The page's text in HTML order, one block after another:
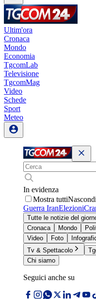
Ultim'ora
Cronaca
Mondo
Economia
TgcomLab
Televisione
TgcomMag
Video
Schede
Sport
Meteo
In evidenza
Mostra tuttiNascondi
Guerra IranElezioni
Tutte le notizie del
Cronaca
Mondo
Video
Foto
Tv & Spettacolo
Chi siamo
Seguici anche su